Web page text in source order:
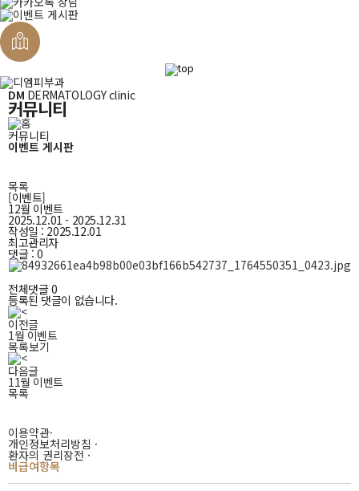
DM DERMATOLOGY clinic
커뮤니티
커뮤니티
이벤트 게시판
목록
[이벤트]
12월 이벤트
2025.12.01 - 2025.12.31
작성일 : 2025.12.01
최고관리자
댓글 : 0
전체댓글 0
등록된 댓글이 없습니다.
이전글
1월 이벤트
목록보기
다음글
11월 이벤트
목록
이용약관·
개인정보처리방침 ·
환자의 권리장전 ·
비급여항목